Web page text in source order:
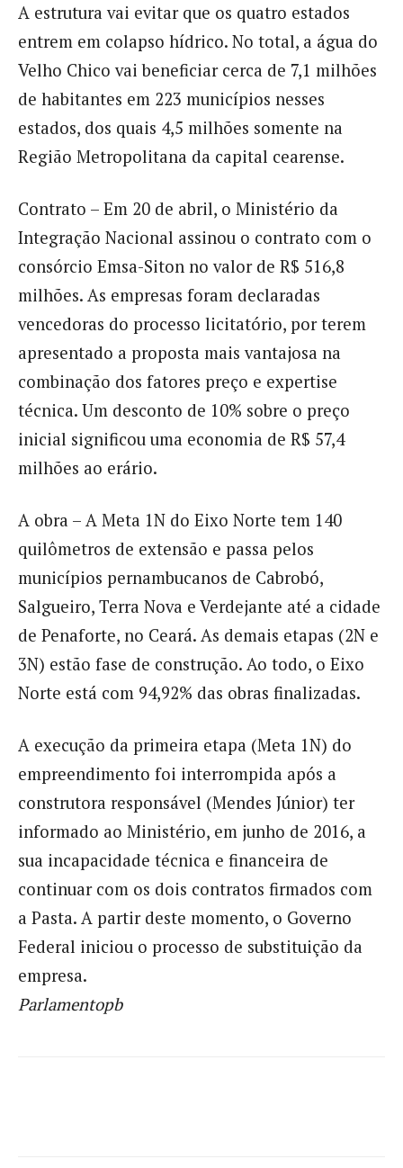
A estrutura vai evitar que os quatro estados
entrem em colapso hídrico. No total, a água do
Velho Chico vai beneficiar cerca de 7,1 milhões
de habitantes em 223 municípios nesses
estados, dos quais 4,5 milhões somente na
Região Metropolitana da capital cearense.
Contrato – Em 20 de abril, o Ministério da
Integração Nacional assinou o contrato com o
consórcio Emsa-Siton no valor de R$ 516,8
milhões. As empresas foram declaradas
vencedoras do processo licitatório, por terem
apresentado a proposta mais vantajosa na
combinação dos fatores preço e expertise
técnica. Um desconto de 10% sobre o preço
inicial significou uma economia de R$ 57,4
milhões ao erário.
A obra – A Meta 1N do Eixo Norte tem 140
quilômetros de extensão e passa pelos
municípios pernambucanos de Cabrobó,
Salgueiro, Terra Nova e Verdejante até a cidade
de Penaforte, no Ceará. As demais etapas (2N e
3N) estão fase de construção. Ao todo, o Eixo
Norte está com 94,92% das obras finalizadas.
A execução da primeira etapa (Meta 1N) do
empreendimento foi interrompida após a
construtora responsável (Mendes Júnior) ter
informado ao Ministério, em junho de 2016, a
sua incapacidade técnica e financeira de
continuar com os dois contratos firmados com
a Pasta. A partir deste momento, o Governo
Federal iniciou o processo de substituição da
empresa.
Parlamentopb